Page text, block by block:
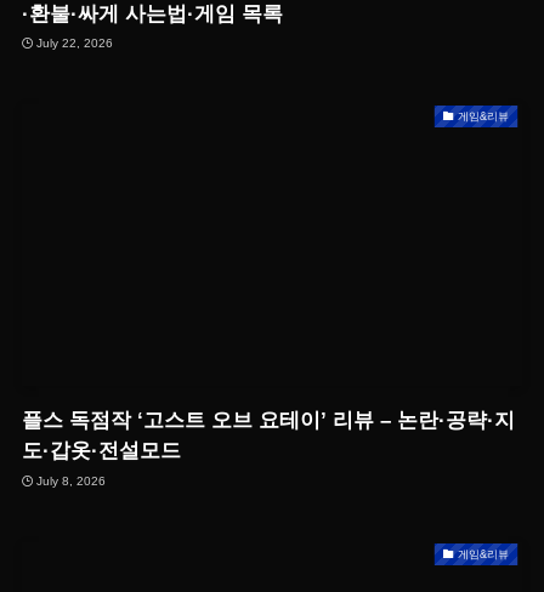
·환불·싸게 사는법·게임 목록
July 22, 2026
게임&리뷰
플스 독점작 ‘고스트 오브 요테이’ 리뷰 – 논란·공략·지
도·갑옷·전설모드
July 8, 2026
게임&리뷰